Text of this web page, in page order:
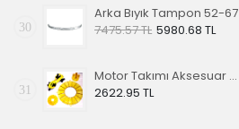
30
Arka Bıyık Tampon 52-67
7475.57 TL 5980.68 TL
31
Motor Takımı Aksesuar Kiti Sarı
2622.95 TL